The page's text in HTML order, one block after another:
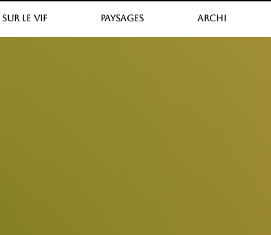
SUR LE VIF PAYSAGES ARCHI